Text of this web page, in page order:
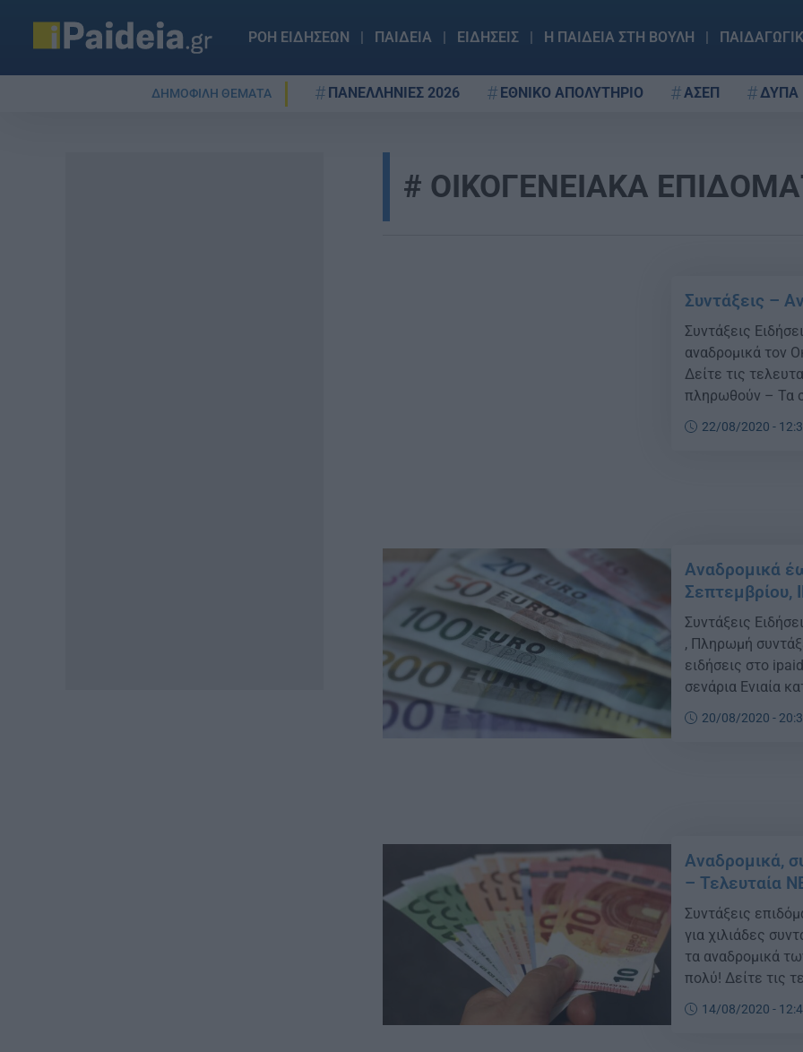
ΡΟΗ ΕΙΔΗΣΕΩΝ ΠΑΙΔΕΙΑ ΕΙΔΗΣΕΙΣ Η ΠΑΙΔΕΙΑ ΣΤΗ ΒΟΥΛΗ
ΔΗΜΟΦΙΛΗ ΘΕΜΑΤΑ ΠΑΝΕΛΛΗΝΙΕΣ 2026 ΕΘΝΙΚΟ ΑΠΟΛΥΤΗΡΙΟ ΑΣΕΠ ΔΥΠΑ
ΟΙΚΟΓΕΝΕΙΑΚΑ
Συντάξεις –
Συντάξεις
αναδρομικά τον
Δείτε τις
πληρωθούν – Τα
του 2015 – 2016
ετοιμάζει η
22/08/2020 -
Αναδρομικά
Συντάξεις
, Πληρωμή
ειδήσεις στο
σενάρια Ενιαία
για συντάξεις
κυβέρνηση για
20/08/2020 -
Αναδρομικά,
– Τελευταία
Συντάξεις
για χιλιάδες
τα αναδρομικά
πολύ! Δείτε τις
τις συντάξεις
κερδισµένους
14/08/2020 -